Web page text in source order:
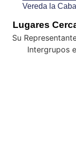
Vereda la
Lugares
Su
Intergrupos